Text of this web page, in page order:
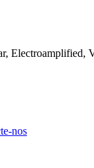
Electroamplified,
nos